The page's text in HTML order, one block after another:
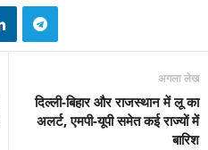
अगला लेख
दिल्ली-बिहार और राजस्थान में लू का
अलर्ट, एमपी-यूपी समेत कई राज्यों में
बारिश